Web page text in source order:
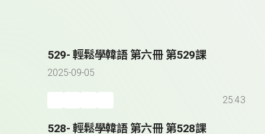
529- 輕鬆學韓語 第六冊 第529課
2025-09-05
25:43
528- 輕鬆學韓語 第六冊 第528課